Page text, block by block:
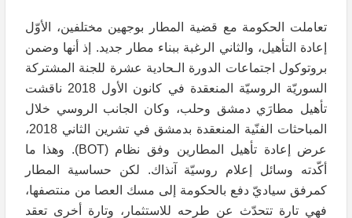
تعاملت الحكومة مع قضية المطار بوجهين مختلفين، الأوّل
إعادة التأهيل، والثاني الرغبة ببناء مطار جديد. إذ أنها وضمن
بروتوكول اجتماعات الدورة الـحادية عشرة للجنة المشتركة
السوريّة الروسيّة المنعقدة في كانون الأول 2018 ناقشت
تأهيل مطارَي دمشق وحلب، وكان الجانب الروسي خلال
المباحثات الفنّية المنعقدة بدمشق في تشرين الثاني 2018،
عرض إعادة تأهيل المطارين وفق نظام (BOT). وهذا ما
أكّدته وسائل إعلام روسيّة آنذاك. لكن حساسية المطار
كمرفق سياديّ دفع بالحكومة إلى مسك العصا من منتصفها،
فهي تارة تتحدّث عن طرحه للاستثمار، وتارة أخرى تعقد